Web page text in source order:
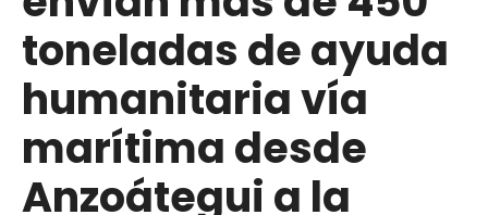
de
2026
toneladas de ayuda
humanitaria vía
marítima desde
Anzoátegui a la